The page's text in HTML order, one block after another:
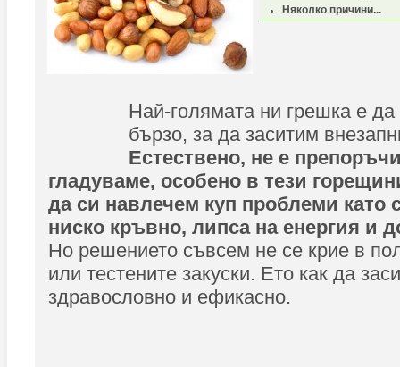
Няколко причини...
Най-голямата ни грешка е
бързо, за да заситим
Естествено, не е
гладуваме, особено в тези
да си навлечем куп проблеми като
ниско кръвно, липса на енергия и
Но решението съвсем не се крие в
или тестените закуски. Ето как да
здравословно и ефикасно.